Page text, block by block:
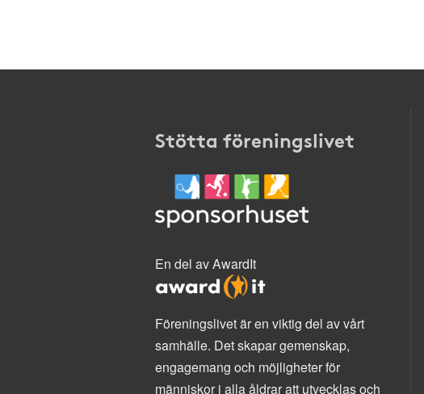
Stötta föreningslivet
En del av AwardIt
Föreningslivet är en viktig del av vårt
samhälle. Det skapar gemenskap,
engagemang och möjligheter för
människor i alla åldrar att utvecklas och